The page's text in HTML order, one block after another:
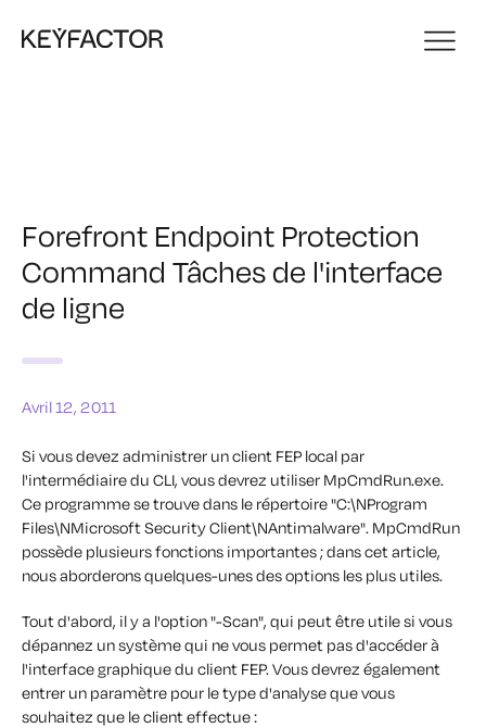
Forefront Endpoint Protection
Command Tâches de l'interface
de ligne
Avril 12, 2011
Si vous devez administrer un client FEP local par
l'intermédiaire du CLI, vous devrez utiliser MpCmdRun.exe.
Ce programme se trouve dans le répertoire "C:\NProgram
Files\NMicrosoft Security Client\NAntimalware". MpCmdRun
possède plusieurs fonctions importantes ; dans cet article,
nous aborderons quelques-unes des options les plus utiles.
Tout d'abord, il y a l'option "-Scan", qui peut être utile si vous
dépannez un système qui ne vous permet pas d'accéder à
l'interface graphique du client FEP. Vous devrez également
entrer un paramètre pour le type d'analyse que vous
souhaitez que le client effectue :